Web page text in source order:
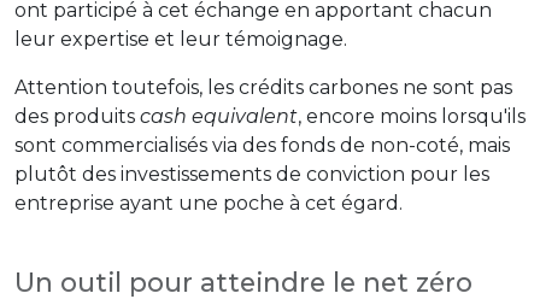
ont participé à cet échange en apportant chacun
leur expertise et leur témoignage.
Attention toutefois, les crédits carbones ne sont pas
des produits cash equivalent, encore moins lorsqu'ils
sont commercialisés via des fonds de non-coté, mais
plutôt des investissements de conviction pour les
entreprise ayant une poche à cet égard.
Un outil pour atteindre le net zéro